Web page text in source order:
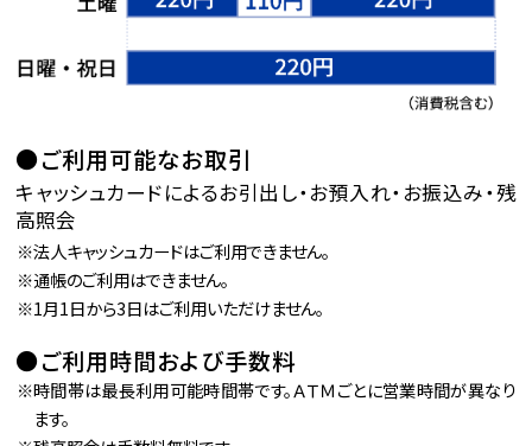
ご利用可能なお取引
キャッシュカードによるお引出し・お預入れ・お振込み・残
高照会
法人キャッシュカードはご利用できません。
通帳のご利用はできません。
1月1日から3日はご利用いただけません。
ご利用時間および手数料
時間帯は最長利用可能時間帯です。ＡＴＭごとに営業時間が異なり
ます。